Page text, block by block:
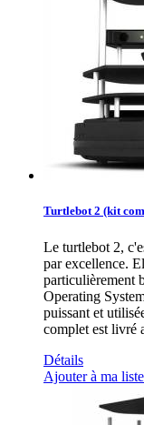
Turtlebot 2 (kit
Le turtlebot 2,
par excellence.
particulièrement
Operating
puissant et
complet est livré
Détails
Ajouter à ma